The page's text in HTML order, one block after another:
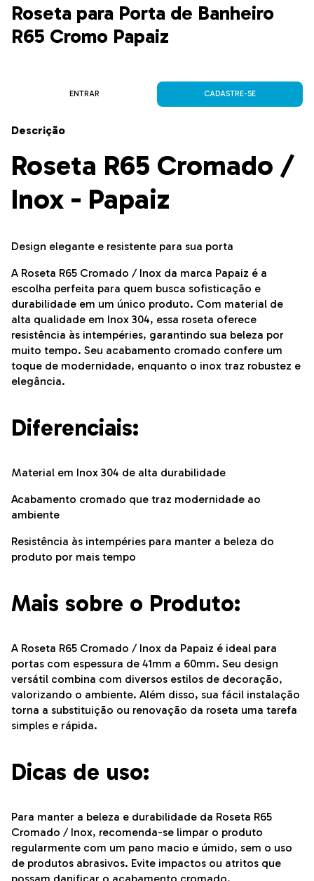
Roseta para Porta de Banheiro
R65 Cromo Papaiz
ENTRAR CADASTRE-SE
Descrição
Roseta R65 Cromado /
Inox - Papaiz
Design elegante e resistente para sua porta
A Roseta R65 Cromado / Inox da marca Papaiz é a
escolha perfeita para quem busca sofisticação e
durabilidade em um único produto. Com material de
alta qualidade em Inox 304, essa roseta oferece
resistência às intempéries, garantindo sua beleza por
muito tempo. Seu acabamento cromado confere um
toque de modernidade, enquanto o inox traz robustez e
elegância.
Diferenciais:
Material em Inox 304 de alta durabilidade
Acabamento cromado que traz modernidade ao
ambiente
Resistência às intempéries para manter a beleza do
produto por mais tempo
Mais sobre o Produto:
A Roseta R65 Cromado / Inox da Papaiz é ideal para
portas com espessura de 41mm a 60mm. Seu design
versátil combina com diversos estilos de decoração,
valorizando o ambiente. Além disso, sua fácil instalação
torna a substituição ou renovação da roseta uma tarefa
simples e rápida.
Dicas de uso:
Para manter a beleza e durabilidade da Roseta R65
Cromado / Inox, recomenda-se limpar o produto
regularmente com um pano macio e úmido, sem o uso
de produtos abrasivos. Evite impactos ou atritos que